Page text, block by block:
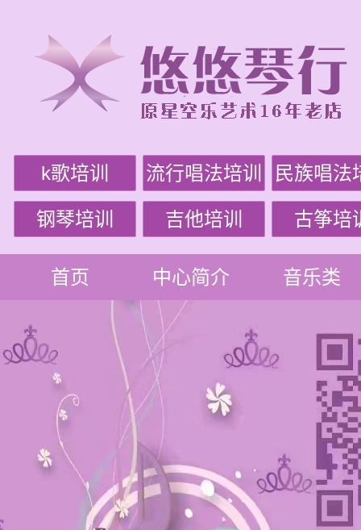
k歌培训 流行唱法培训 民族唱法
钢琴培训 吉他培训 古筝培
首页 中心简介 音乐类